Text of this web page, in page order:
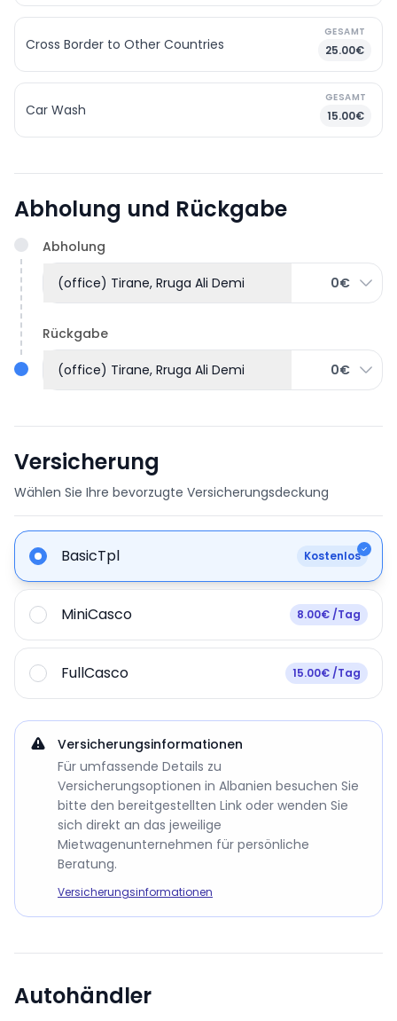
Cross Border to Other Countries
GESAMT
25.00€
Car Wash
GESAMT
15.00€
Abholung und Rückgabe
Abholung
(office) Tirane, Rruga Ali Demi 0€
Rückgabe
(office) Tirane, Rruga Ali Demi 0€
Versicherung
Wählen Sie Ihre bevorzugte Versicherungsdeckung
BasicTpl Kostenlos
MiniCasco 8.00€ /Tag
FullCasco 15.00€ /Tag
Versicherungsinformationen
Für umfassende Details zu
Versicherungsoptionen in Albanien besuchen Sie
bitte den bereitgestellten Link oder wenden Sie
sich direkt an das jeweilige
Mietwagenunternehmen für persönliche
Beratung.
Versicherungsinformationen
Autohändler